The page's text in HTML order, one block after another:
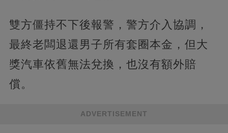
雙方僵持不下後報警，警方介入協調，
最終老闆退還男子所有套圈本金，但大
獎汽車依舊無法兌換，也沒有額外賠
償。
ADVERTISEMENT